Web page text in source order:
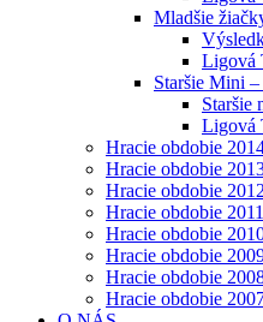
Mladšie
Ligová
Staršie Mini
Staršie
Ligová
Hracie obdobie
Hracie obdobie
Hracie obdobie
Hracie obdobie
Hracie obdobie
Hracie obdobie
Hracie obdobie
Hracie obdobie